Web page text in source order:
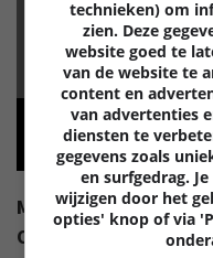
MALWARE OP
OM HET TE
technieken) om
zien. Deze
website goed te
van de website te
content en
van advertenties
diensten te
gegevens zoals
en surfgedrag.
wijzigen door het
opties' knop of via